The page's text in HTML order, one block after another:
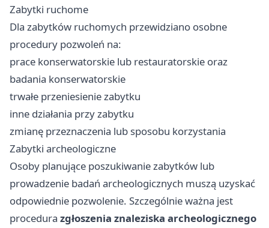
Zabytki ruchome
Dla zabytków ruchomych przewidziano osobne
procedury pozwoleń na:
prace konserwatorskie lub restauratorskie oraz
badania konserwatorskie
trwałe przeniesienie zabytku
inne działania przy zabytku
zmianę przeznaczenia lub sposobu korzystania
Zabytki archeologiczne
Osoby planujące poszukiwanie zabytków lub
prowadzenie badań archeologicznych muszą uzyskać
odpowiednie pozwolenie. Szczególnie ważna jest
procedura zgłoszenia znaleziska archeologicznego